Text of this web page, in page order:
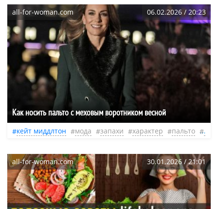
all-for-woman.com 06.02.2026 / 20:23
Как носить пальто с меховым воротником весной
кейт миддлтон мода запахи характер пальто
all-for-woman.com 30.01.2026 / 21:01